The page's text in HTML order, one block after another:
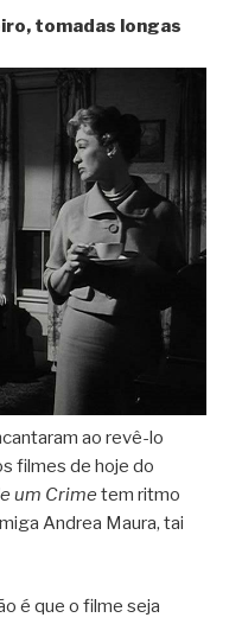
tomadas longas
ao revê-lo
filmes de hoje do
um Crime tem ritmo
Andrea Maura, tai
é que o filme seja